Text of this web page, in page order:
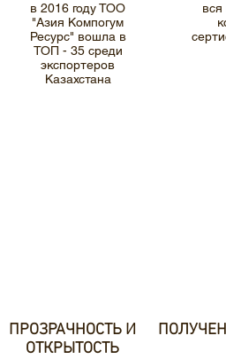
в 2016 году ТОО
"Азия Компогум
Ресурс" вошла в
ТОП - 35 среди
экспортеров
Казахстана
вся
ПРОЗРАЧНОСТЬ И
ОТКРЫТОСТЬ